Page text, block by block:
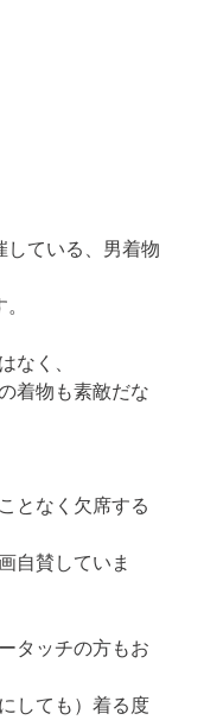
している、男着物
なく、
着物も素敵だな
となく欠席する
自賛していま
タッチの方もお
しても）着る度